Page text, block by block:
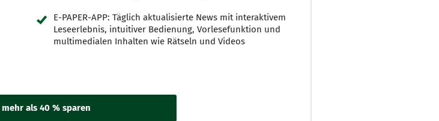
E-PAPER-APP: Täglich aktualisierte News mit interaktivem
Leseerlebnis, intuitiver Bedienung, Vorlesefunktion und
multimedialen Inhalten wie Rätseln und Videos